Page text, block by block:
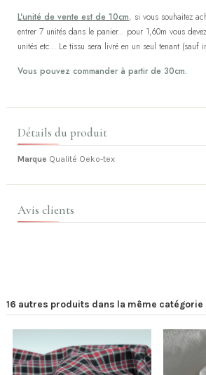
L'unité de vente est de 10cm, si vous souhaitez
entrer 7 unités dans le panier... pour 1,60m vous
unités etc... Le tissu sera livré en un seul tenant (sauf
Vous pouvez commander à partir de 30cm.
Détails du produit
Marque Qualité Oeko-tex
Avis clients
16 autres produits dans la même catégorie